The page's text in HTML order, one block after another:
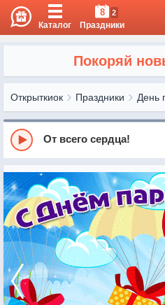
Каталог
8 2
Праздники
Покоряй
Открыткиок Праздники День
От всего сердца!